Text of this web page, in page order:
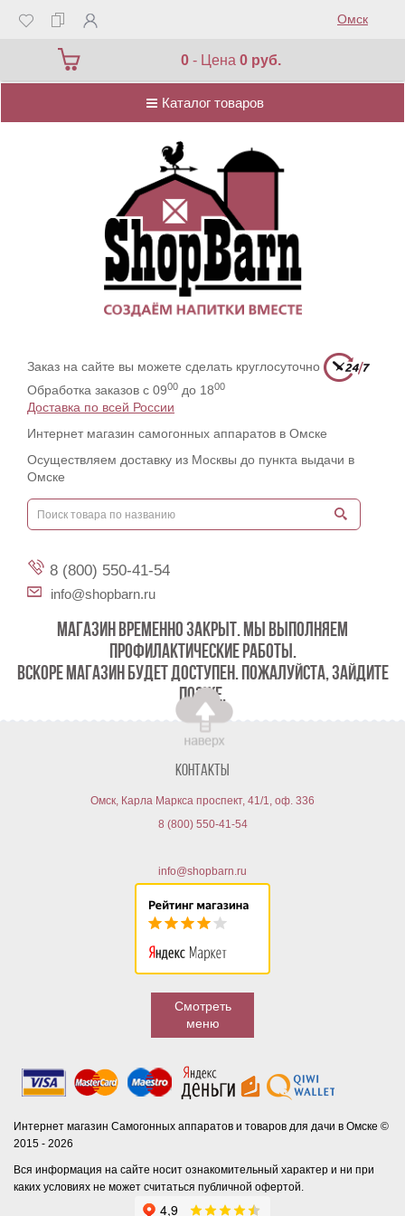
Омск
0 - Цена0 руб.
Каталог товаров
Каталог товаров
Заказ на сайте вы можете сделать круглосуточно
Обработка заказов с 0900 до 1800
Доставка по всей России
Интернет магазин самогонных аппаратов в Омске
Осуществляем доставку из Москвы до пункта выдачи в
Омске
8 (800) 550-41-54
info@shopbarn.ru
МАГАЗИН ВРЕМЕННО ЗАКРЫТ. МЫ ВЫПОЛНЯЕМ
ПРОФИЛАКТИЧЕСКИЕ РАБОТЫ.
ВСКОРЕ МАГАЗИН БУДЕТ ДОСТУПЕН. ПОЖАЛУЙСТА, ЗАЙДИТЕ
ПОЗЖЕ.
Контакты
Омск, Карла Маркса проспект, 41/1, оф. 336
8 (800) 550-41-54
info@shopbarn.ru
Смотреть
меню
Интернет магазин Самогонных аппаратов и товаров для дачи в Омске ©
2015 - 2026
Вся информация на сайте носит ознакомительный характер и ни при
каких условиях не может считаться публичной офертой.